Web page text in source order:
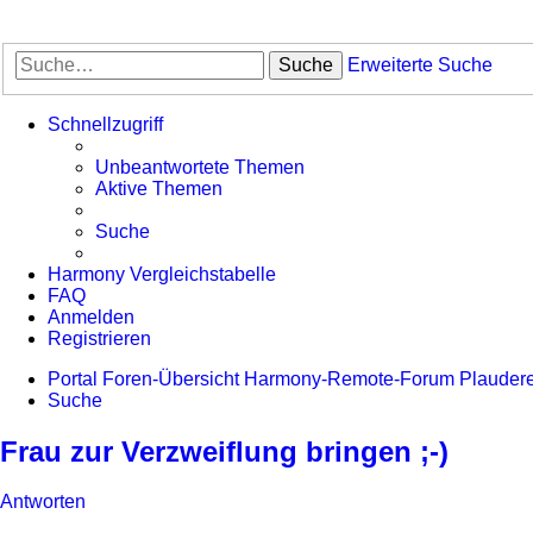
Suche Erweiterte Suche
Schnellzugriff
Unbeantwortete Themen
Aktive Themen
Suche
Harmony Vergleichstabelle
FAQ
Anmelden
Registrieren
Portal
Foren-Übersicht Harmony-Remote-Forum
Suche
Frau zur Verzweiflung bringen ;-)
Antworten